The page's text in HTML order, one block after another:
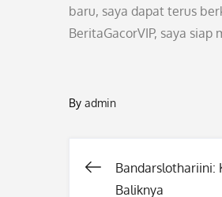
baru, saya dapat terus
BeritaGacorVIP, saya
By admin
Post
Bandarslothariini:
Baliknya